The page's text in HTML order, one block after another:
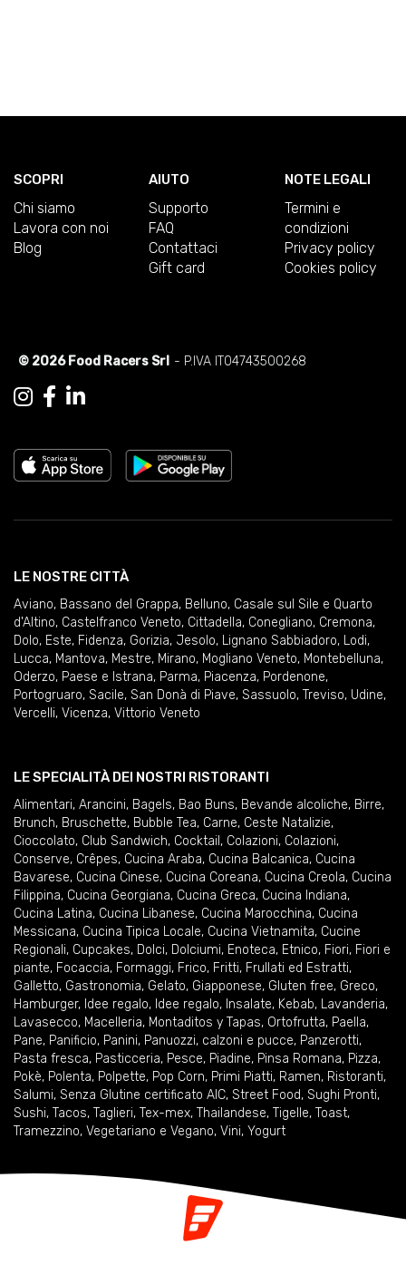
SCOPRI
Chi siamo
Lavora con noi
Blog
AIUTO
Supporto
FAQ
Contattaci
Gift card
NOTE LEGALI
Termini e
condizioni
Privacy policy
Cookies policy
© 2026 Food Racers Srl - P.IVA IT04743500268
LE NOSTRE CITTÀ
Aviano, Bassano del Grappa, Belluno, Casale sul Sile e Quarto
d'Altino, Castelfranco Veneto, Cittadella, Conegliano, Cremona,
Dolo, Este, Fidenza, Gorizia, Jesolo, Lignano Sabbiadoro, Lodi,
Lucca, Mantova, Mestre, Mirano, Mogliano Veneto, Montebelluna,
Oderzo, Paese e Istrana, Parma, Piacenza, Pordenone,
Portogruaro, Sacile, San Donà di Piave, Sassuolo, Treviso, Udine,
Vercelli, Vicenza, Vittorio Veneto
LE SPECIALITÀ DEI NOSTRI RISTORANTI
Alimentari, Arancini, Bagels, Bao Buns, Bevande alcoliche, Birre,
Brunch, Bruschette, Bubble Tea, Carne, Ceste Natalizie,
Cioccolato, Club Sandwich, Cocktail , Colazioni, Colazioni,
Conserve, Crêpes, Cucina Araba, Cucina Balcanica, Cucina
Bavarese, Cucina Cinese, Cucina Coreana, Cucina Creola, Cucina
Filippina, Cucina Georgiana, Cucina Greca, Cucina Indiana,
Cucina Latina, Cucina Libanese, Cucina Marocchina, Cucina
Messicana, Cucina Tipica Locale, Cucina Vietnamita, Cucine
Regionali, Cupcakes, Dolci, Dolciumi, Enoteca, Etnico, Fiori, Fiori e
piante, Focaccia, Formaggi, Frico, Fritti, Frullati ed Estratti,
Galletto, Gastronomia, Gelato, Giapponese, Gluten free, Greco,
Hamburger, Idee regalo, Idee regalo, Insalate, Kebab, Lavanderia,
Lavasecco, Macelleria, Montaditos y Tapas, Ortofrutta, Paella,
Pane, Panificio, Panini, Panuozzi, calzoni e pucce, Panzerotti,
Pasta fresca, Pasticceria, Pesce, Piadine, Pinsa Romana, Pizza,
Pokè, Polenta, Polpette, Pop Corn, Primi Piatti, Ramen, Ristoranti,
Salumi, Senza Glutine certificato AIC, Street Food, Sughi Pronti,
Sushi, Tacos, Taglieri, Tex-mex, Thailandese, Tigelle, Toast,
Tramezzino, Vegetariano e Vegano, Vini, Yogurt